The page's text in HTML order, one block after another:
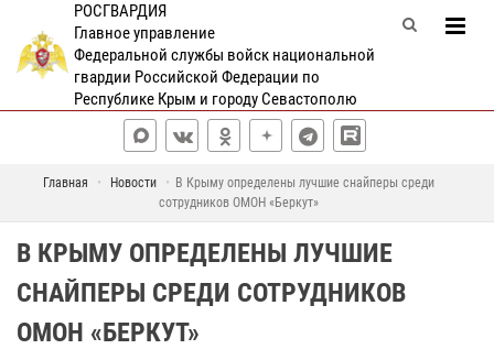
РОСГВАРДИЯ
Главное управление
Федеральной службы войск национальной
гвардии Российской Федерации по
Республике Крым и городу Севастополю
Главная Новости
В Крыму определены лучшие снайперы среди
сотрудников ОМОН «Беркут»
В КРЫМУ ОПРЕДЕЛЕНЫ ЛУЧШИЕ
СНАЙПЕРЫ СРЕДИ СОТРУДНИКОВ
ОМОН «БЕРКУТ»